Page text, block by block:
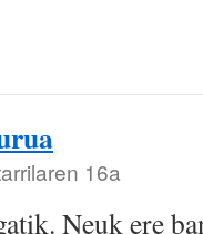
16a
Neuk ere